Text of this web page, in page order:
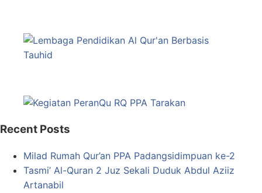
Recent Posts
Milad Rumah Qur’an PPA Padangsidimpuan ke-2
Tasmi’ Al-Quran 2 Juz Sekali Duduk Abdul Aziiz
Artanabil